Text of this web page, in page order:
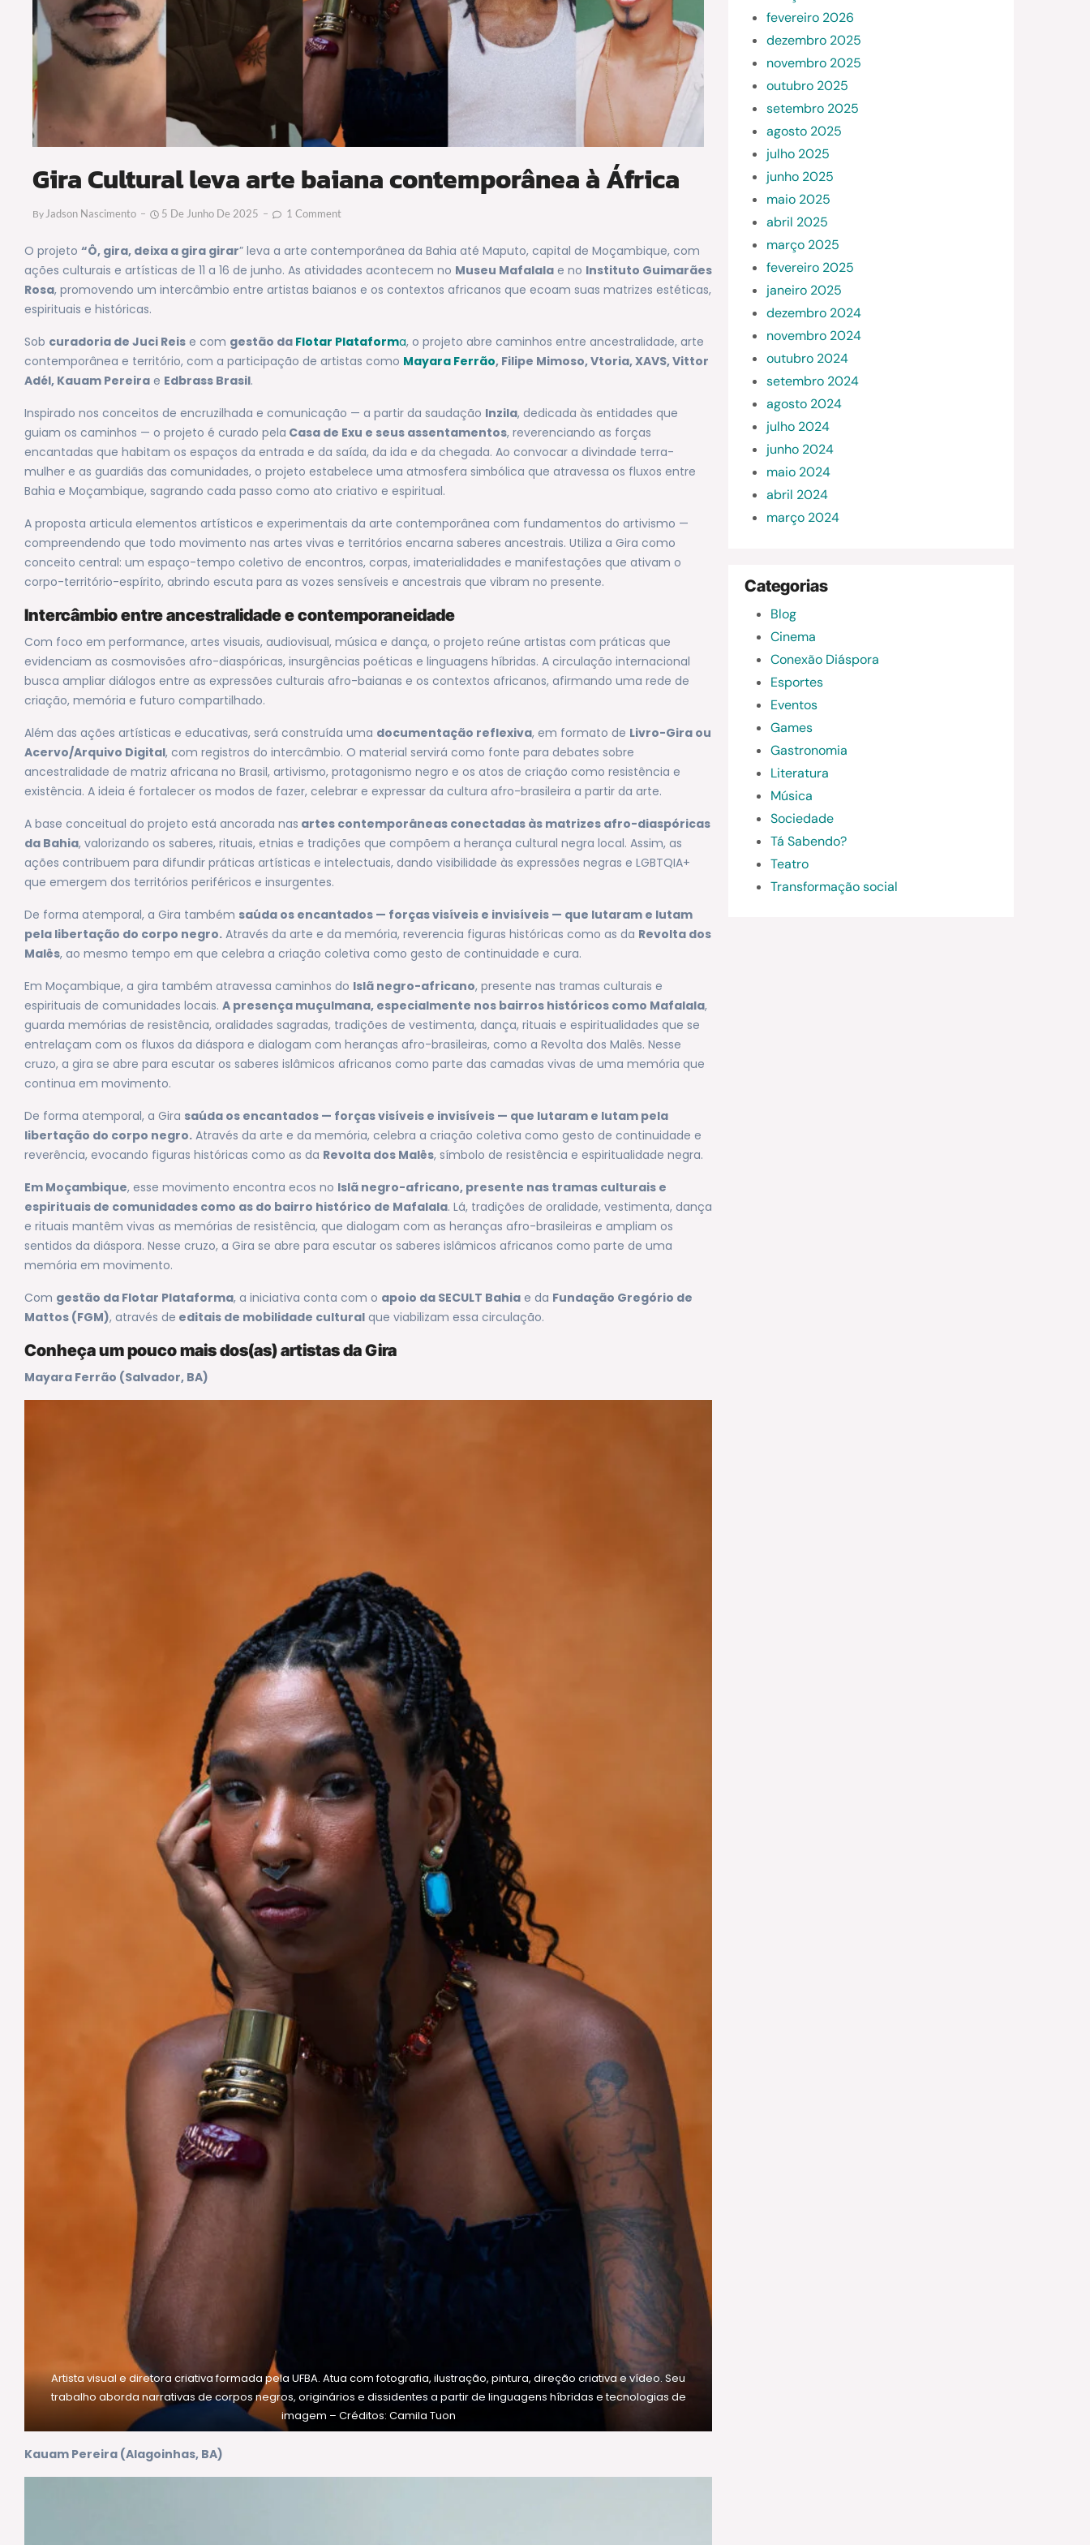
Gira Cultural leva arte baiana contemporânea à África
By Jadson Nascimento 5 De Junho De 2025 1 Comment
O projeto “Ô, gira, deixa a gira girar” leva a arte contemporânea da Bahia até Maputo, capital de Moçambique, com
ações culturais e artísticas de 11 a 16 de junho. As atividades acontecem no Museu Mafalala e no Instituto Guimarães
Rosa, promovendo um intercâmbio entre artistas baianos e os contextos africanos que ecoam suas matrizes estéticas,
espirituais e históricas.
Sob curadoria de Juci Reis e com gestão da Flotar Plataforma, o projeto abre caminhos entre ancestralidade, arte
contemporânea e território, com a participação de artistas como Mayara Ferrão, Filipe Mimoso, Vtoria, XAVS, Vittor
Adél, Kauam Pereira e Edbrass Brasil.
Inspirado nos conceitos de encruzilhada e comunicação — a partir da saudação Inzila, dedicada às entidades que
guiam os caminhos — o projeto é curado pela Casa de Exu e seus assentamentos, reverenciando as forças
encantadas que habitam os espaços da entrada e da saída, da ida e da chegada. Ao convocar a divindade terra-
mulher e as guardiãs das comunidades, o projeto estabelece uma atmosfera simbólica que atravessa os fluxos entre
Bahia e Moçambique, sagrando cada passo como ato criativo e espiritual.
A proposta articula elementos artísticos e experimentais da arte contemporânea com fundamentos do artivismo —
compreendendo que todo movimento nas artes vivas e territórios encarna saberes ancestrais. Utiliza a Gira como
conceito central: um espaço-tempo coletivo de encontros, corpas, imaterialidades e manifestações que ativam o
corpo-território-espírito, abrindo escuta para as vozes sensíveis e ancestrais que vibram no presente.
Intercâmbio entre ancestralidade e contemporaneidade
Com foco em performance, artes visuais, audiovisual, música e dança, o projeto reúne artistas com práticas que
evidenciam as cosmovisões afro-diaspóricas, insurgências poéticas e linguagens híbridas. A circulação internacional
busca ampliar diálogos entre as expressões culturais afro-baianas e os contextos africanos, afirmando uma rede de
criação, memória e futuro compartilhado.
Além das ações artísticas e educativas, será construída uma documentação reflexiva, em formato de Livro-Gira ou
Acervo/Arquivo Digital, com registros do intercâmbio. O material servirá como fonte para debates sobre
ancestralidade de matriz africana no Brasil, artivismo, protagonismo negro e os atos de criação como resistência e
existência. A ideia é fortalecer os modos de fazer, celebrar e expressar da cultura afro-brasileira a partir da arte.
A base conceitual do projeto está ancorada nas artes contemporâneas conectadas às matrizes afro-diaspóricas
da Bahia, valorizando os saberes, rituais, etnias e tradições que compõem a herança cultural negra local. Assim, as
ações contribuem para difundir práticas artísticas e intelectuais, dando visibilidade às expressões negras e LGBTQIA+
que emergem dos territórios periféricos e insurgentes.
De forma atemporal, a Gira também saúda os encantados — forças visíveis e invisíveis — que lutaram e lutam
pela libertação do corpo negro. Através da arte e da memória, reverencia figuras históricas como as da Revolta dos
Malês, ao mesmo tempo em que celebra a criação coletiva como gesto de continuidade e cura.
Em Moçambique, a gira também atravessa caminhos do Islã negro-africano, presente nas tramas culturais e
espirituais de comunidades locais. A presença muçulmana, especialmente nos bairros históricos como Mafalala,
guarda memórias de resistência, oralidades sagradas, tradições de vestimenta, dança, rituais e espiritualidades que se
entrelaçam com os fluxos da diáspora e dialogam com heranças afro-brasileiras, como a Revolta dos Malês. Nesse
cruzo, a gira se abre para escutar os saberes islâmicos africanos como parte das camadas vivas de uma memória que
continua em movimento.
De forma atemporal, a Gira saúda os encantados — forças visíveis e invisíveis — que lutaram e lutam pela
libertação do corpo negro. Através da arte e da memória, celebra a criação coletiva como gesto de continuidade e
reverência, evocando figuras históricas como as da Revolta dos Malês, símbolo de resistência e espiritualidade negra.
Em Moçambique, esse movimento encontra ecos no Islã negro-africano, presente nas tramas culturais e
espirituais de comunidades como as do bairro histórico de Mafalala. Lá, tradições de oralidade, vestimenta, dança
e rituais mantêm vivas as memórias de resistência, que dialogam com as heranças afro-brasileiras e ampliam os
sentidos da diáspora. Nesse cruzo, a Gira se abre para escutar os saberes islâmicos africanos como parte de uma
memória em movimento.
Com gestão da Flotar Plataforma, a iniciativa conta com o apoio da SECULT Bahia e da Fundação Gregório de
Mattos (FGM), através de editais de mobilidade cultural que viabilizam essa circulação.
Conheça um pouco mais dos(as) artistas da Gira
Mayara Ferrão (Salvador, BA)
Artista visual e diretora criativa formada pela UFBA. Atua com fotografia, ilustração, pintura, direção criativa e vídeo. Seu
trabalho aborda narrativas de corpos negros, originários e dissidentes a partir de linguagens híbridas e tecnologias de
imagem – Créditos: Camila Tuon
Kauam Pereira (Alagoinhas, BA)
fevereiro 2026
dezembro 2025
novembro 2025
outubro 2025
setembro 2025
agosto 2025
julho 2025
junho 2025
maio 2025
abril 2025
março 2025
fevereiro 2025
janeiro 2025
dezembro 2024
novembro 2024
outubro 2024
setembro 2024
agosto 2024
julho 2024
junho 2024
maio 2024
abril 2024
março 2024
Categorias
Blog
Cinema
Conexão Diáspora
Esportes
Eventos
Games
Gastronomia
Literatura
Música
Sociedade
Tá Sabendo?
Teatro
Transformação social